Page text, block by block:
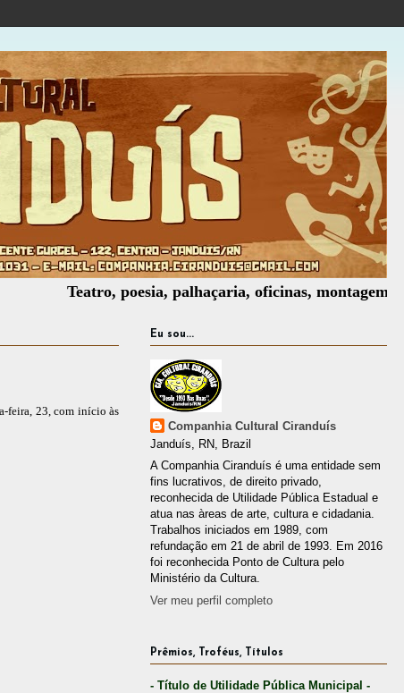
Teatro, poesia, palhaçaria, oficinas, montagem de
feira, 23, com início às
Eu sou...
Companhia Cultural Ciranduís
Janduís, RN, Brazil
A Companhia Ciranduís é uma entidade sem
fins lucrativos, de direito privado,
reconhecida de Utilidade Pública Estadual e
atua nas àreas de arte, cultura e cidadania.
Trabalhos iniciados em 1989, com
refundação em 21 de abril de 1993. Em 2016
foi reconhecida Ponto de Cultura pelo
Ministério da Cultura.
Ver meu perfil completo
Prêmios, Troféus, Títulos
- Título de Utilidade Pública Municipal -